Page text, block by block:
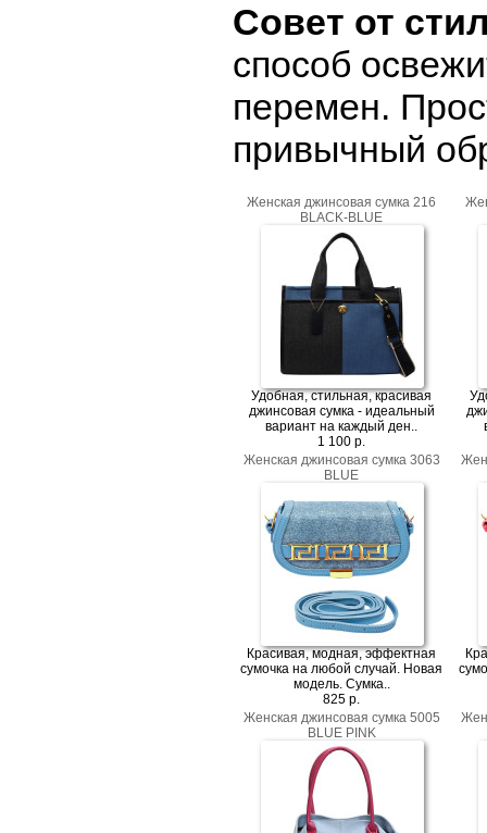
Совет от
способ
перемен.
привычный
Женская джинсовая сумка 216
BLACK-BLUE
Удобная, стильная, красивая
джинсовая сумка - идеальный
вариант на каждый ден..
1 100 p.
Женская джинсовая сумка 3063
BLUE
Красивая, модная, эффектная
сумочка на любой случай. Новая
модель. Сумка..
825 p.
Женская джинсовая сумка 5005
BLUE PINK